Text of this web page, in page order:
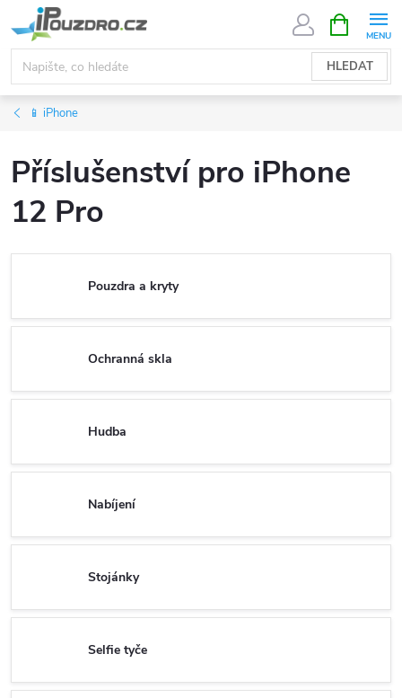
na
obsah
HLEDAT
NÁKUPNÍ
KOŠÍK
📱 iPhone
Příslušenství pro iPhone
12 Pro
Pouzdra a kryty
Ochranná skla
Hudba
Nabíjení
Stojánky
Selfie tyče